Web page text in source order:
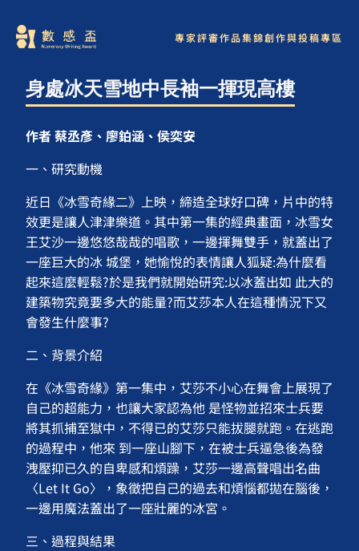
專家評審作品集錦創作與投稿專區
身處冰天雪地中長袖一揮現高樓
作者 蔡丞彥、廖鉑涵、侯奕安
一、研究動機
近日《冰雪奇緣二》上映，締造全球好口碑，片中的特
效更是讓人津津樂道。其中第一集的經典畫面，冰雪女
王艾沙一邊悠悠哉哉的唱歌，一邊揮舞雙手，就蓋出了
一座巨大的冰 城堡，她愉悅的表情讓人狐疑:為什麼看
起來這麼輕鬆?於是我們就開始研究:以冰蓋出如 此大的
建築物究竟要多大的能量?而艾莎本人在這種情況下又
會發生什麼事?
二、背景介紹
在《冰雪奇緣》第一集中，艾莎不小心在舞會上展現了
自己的超能力，也讓大家認為他 是怪物並招來士兵要
將其抓捕至獄中，不得已的艾莎只能拔腿就跑。在逃跑
的過程中，他來 到一座山腳下，在被士兵逼急後為發
洩壓抑已久的自卑感和煩躁，艾莎一邊高聲唱出名曲
〈Let It Go〉，象徵把自己的過去和煩惱都拋在腦後，
一邊用魔法蓋出了一座壯麗的冰宮。
三、過程與結果